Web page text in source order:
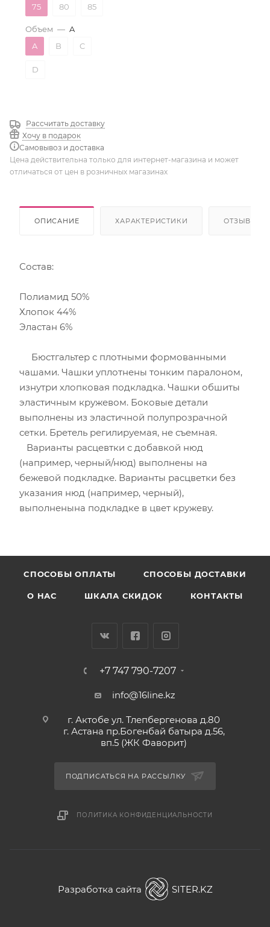
75
80 85
Объем — A
A
B C
D
Рассчитать доставку
Хочу в подарок
Самовывоз и доставка
Цена действительна только для интернет-магазина и может
отличаться от цен в розничных магазинах
ОПИСАНИЕ ХАРАКТЕРИСТИКИ ОТЗЫВЫ
Состав:
Полиамид 50%
Хлопок 44%
Эластан 6%
Бюстгальтер с плотными формованными
чашами. Чашки уплотнены тонким паралоном,
изнутри хлопковая подкладка. Чашки обшиты
эластичным кружевом. Боковые детали
выполнены из эластичной полупрозрачной
сетки. Бретель регилируемая, не съемная.
Варианты расцевтки с добавкой нюд
(например, черный/нюд) выполнены на
бежевой подкладке. Варианты расцветки без
указания нюд (например, черный),
выполненына подкладке в цвет кружеву.
CПОСОБЫ ОПЛАТЫ СПОСОБЫ ДОСТАВКИ
О НАС ШКАЛА СКИДОК КОНТАКТЫ
+7 747 790-7207
info@16line.kz
г. Актобе ул. Тлепбергенова д.80
г. Астана пр.Богенбай батыра д.56,
вп.5 (ЖК Фаворит)
ПОДПИСАТЬСЯ НА РАССЫЛКУ
ПОЛИТИКА КОНФИДЕНЦИАЛЬНОСТИ
Разработка сайта SITER.KZ